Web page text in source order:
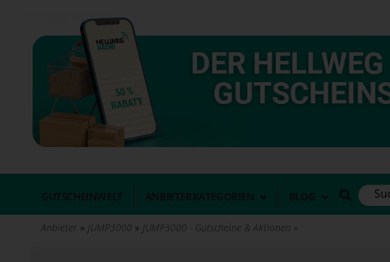
Anbieter JUMP3000 JUMP3000 - Gutscheine & Aktionen